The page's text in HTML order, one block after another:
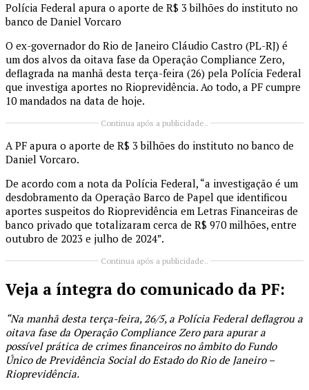
Polícia Federal apura o aporte de R$ 3 bilhões do instituto no
banco de Daniel Vorcaro
O ex-governador do Rio de Janeiro Cláudio Castro (PL-RJ) é
um dos alvos da oitava fase da Operação Compliance Zero,
deflagrada na manhã desta terça-feira (26) pela Polícia Federal
que investiga aportes no Rioprevidência. Ao todo, a PF cumpre
10 mandados na data de hoje.
Continua após a publicidade..
A PF apura o aporte de R$ 3 bilhões do instituto no banco de
Daniel Vorcaro.
De acordo com a nota da Polícia Federal, “a investigação é um
desdobramento da Operação Barco de Papel que identificou
aportes suspeitos do Rioprevidência em Letras Financeiras de
banco privado que totalizaram cerca de R$ 970 milhões, entre
outubro de 2023 e julho de 2024”.
Continua após a publicidade..
Veja a íntegra do comunicado da PF:
“Na manhã desta terça-feira, 26/5, a Polícia Federal deflagrou a
oitava fase da Operação Compliance Zero para apurar a
possível prática de crimes financeiros no âmbito do Fundo
Único de Previdência Social do Estado do Rio de Janeiro –
Rioprevidência.